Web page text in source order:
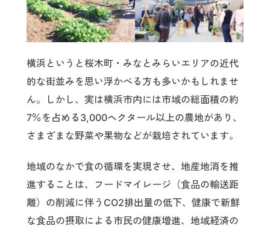
横浜というと桜木町・みなとみらいエリアの近代
的な街並みを思い浮かべる方も多いかもしれませ
ん。しかし、実は横浜市内には市域の総面積の約
7％を占める3,000ヘクタール以上の農地があり、
さまざまな野菜や果物などが栽培されています。
地域のなかで食の循環を実現させ、地産地消を推
進することは、フードマイレージ（食品の輸送距
離）の削減に伴うCO2排出量の低下、健康で新鮮
な食品の摂取による市民の健康増進、地域経済の